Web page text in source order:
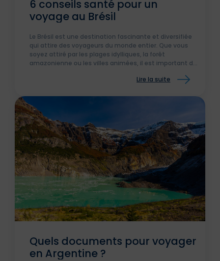
6 conseils santé pour un
voyage au Brésil
Le Brésil est une destination fascinante et diversifiée
qui attire des voyageurs du monde entier. Que vous
soyez attiré par les plages idylliques, la forêt
amazonienne ou les villes animées, il est important de
Lire la suite
Quels documents pour voyager
en Argentine ?